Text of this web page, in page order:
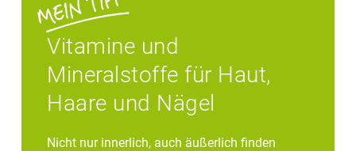
Vitamine und
Mineralstoffe für Haut,
Haare und Nägel
Nicht nur innerlich, auch äußerlich finden